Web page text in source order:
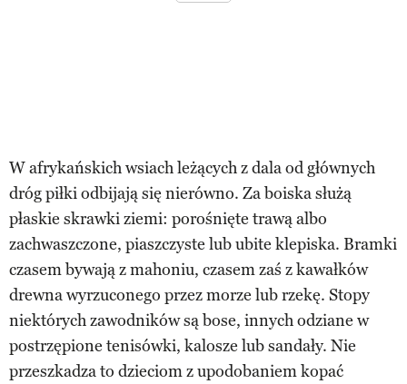
W afrykańskich wsiach leżących z dala od głównych
dróg piłki odbijają się nierówno. Za boiska służą
płaskie skrawki ziemi: porośnięte trawą albo
zachwaszczone, piaszczyste lub ubite klepiska. Bramki
czasem bywają z mahoniu, czasem zaś z kawałków
drewna wyrzuconego przez morze lub rzekę. Stopy
niektórych zawodników są bose, innych odziane w
postrzępione tenisówki, kalosze lub sandały. Nie
przeszkadza to dzieciom z upodobaniem kopać